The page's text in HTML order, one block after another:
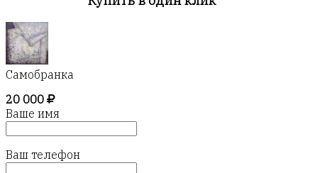
Самобранка
20 000
Ваше имя
Ваш телефон